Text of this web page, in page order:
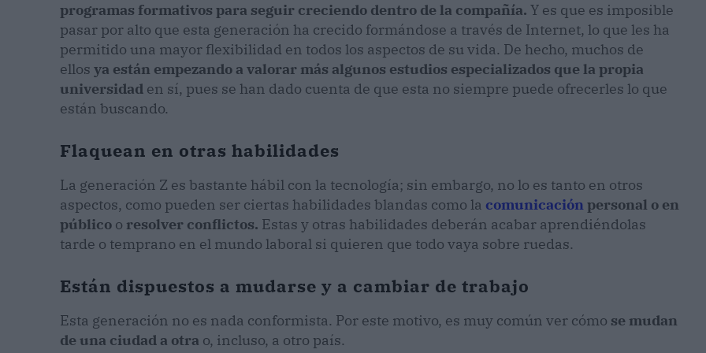
programas formativos para seguir creciendo dentro de la compañía. Y es que es imposible
pasar por alto que esta generación ha crecido formándose a través de Internet, lo que les ha
permitido una mayor flexibilidad en todos los aspectos de su vida. De hecho, muchos de
ellos ya están empezando a valorar más algunos estudios especializados que la propia
universidad en sí, pues se han dado cuenta de que esta no siempre puede ofrecerles lo que
están buscando.
Flaquean en otras habilidades
La generación Z es bastante hábil con la tecnología; sin embargo, no lo es tanto en otros
aspectos, como pueden ser ciertas habilidades blandas como la comunicaciónpersonal o en
público o resolver conflictos. Estas y otras habilidades deberán acabar aprendiéndolas
tarde o temprano en el mundo laboral si quieren que todo vaya sobre ruedas.
Están dispuestos a mudarse y a cambiar de trabajo
Esta generación no es nada conformista. Por este motivo, es muy común ver cómo se mudan
de una ciudad a otra o, incluso, a otro país.